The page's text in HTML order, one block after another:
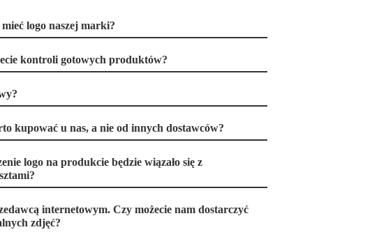
logo naszej marki?
kontroli gotowych produktów?
kupować u nas, a nie od innych dostawców?
logo na produkcie będzie wiązało się z
internetowym. Czy możecie nam dostarczyć
zdjęć?